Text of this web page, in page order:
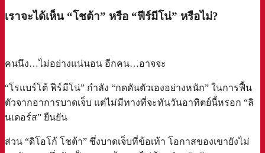
เราจะได้เห็น “โชต้า” หรือ “ฟีร์มีโน่” หรือไม่?
คนนึง…ไม่อย่างแน่นอน อีกคน…อาจจะ
“โรแบร์โต้ ฟีร์มีโน่” กำลัง “กดดันตัวเองอย่างหนัก” ในการฟื้น
ตัวจากอาการบาดเจ็บ แต่ไม่มีทางที่จะทันวันอาทิตย์นี้หรอก “ลิ
นเดอร์ส” ยืนยัน
ส่วน “ดิโอโก้ โชต้า” ซึ่งบาดเจ็บที่ข้อเท้า โอกาสของเขายังไม่